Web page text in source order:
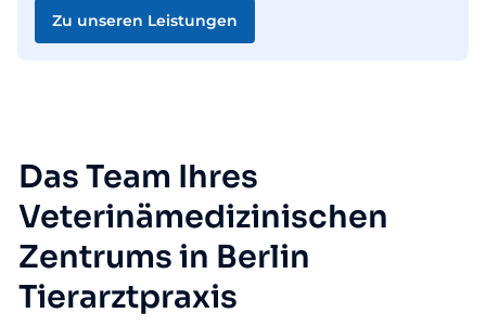
Zu unseren Leistungen
Das Team Ihres
Veterinämedizinischen
Zentrums in Berlin
Tierarztpraxis